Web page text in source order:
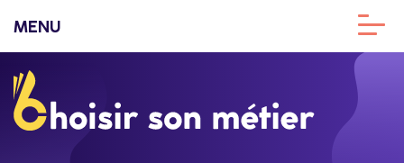
MENU